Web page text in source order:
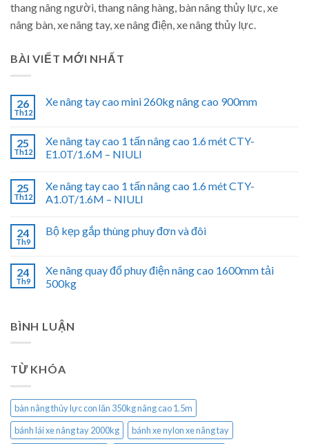
thang nâng người, thang nâng hàng, bàn nâng thủy lực, xe
nâng bàn, xe nâng tay, xe nâng điện, xe nâng thủy lực.
BÀI VIẾT MỚI NHẤT
26
Th12
Xe nâng tay cao mini 260kg nâng cao 900mm
25
Th12
Xe nâng tay cao 1 tấn nâng cao 1.6 mét CTY-
E1.0T/1.6M – NIULI
25
Th12
Xe nâng tay cao 1 tấn nâng cao 1.6 mét CTY-
A1.0T/1.6M – NIULI
24
Th9
Bộ kẹp gắp thùng phuy đơn và đôi
24
Th9
Xe nâng quay đổ phuy điện nâng cao 1600mm tải
500kg
BÌNH LUẬN
TỪ KHÓA
bàn nâng thủy lực con lăn 350kg nâng cao 1.5m
bánh lái xe nâng tay 2000kg
bánh xe nylon xe nâng tay